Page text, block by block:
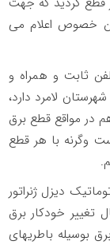
خصوص اعلام می
ثابت و همراه و
لامرد دارد،
در مواقع قطع برق
وگرنه با هر قطع
دیزل ژنراتور
تغییر خودکار برق
بوسیله باطریهای